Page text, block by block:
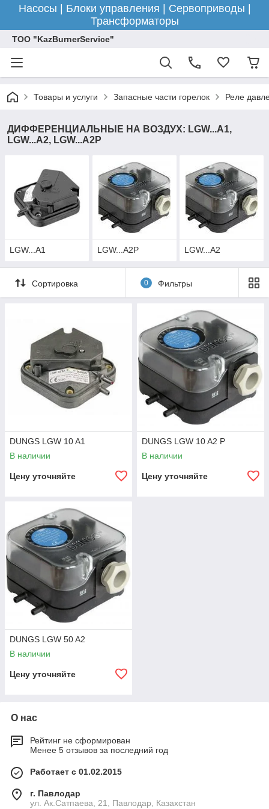
Насосы | Блоки управления | Сервоприводы |
Трансформаторы
ТОО "KazBurnerService"
Товары и услуги Запасные части горелок Реле
ДИФФЕРЕНЦИАЛЬНЫЕ НА ВОЗДУХ: LGW...A1,
LGW...A2, LGW...A2P
LGW...A1 LGW...A2P LGW...A2
Сортировка 0 Фильтры
DUNGS LGW 10 A1
В наличии
Цену уточняйте
DUNGS LGW 10 A2 P
В наличии
Цену уточняйте
DUNGS LGW 50 A2
В наличии
Цену уточняйте
О нас
Рейтинг не сформирован
Менее 5 отзывов за последний год
Работает с 01.02.2015
г. Павлодар
ул. Ак.Сатпаева, 21, Павлодар, Казахстан